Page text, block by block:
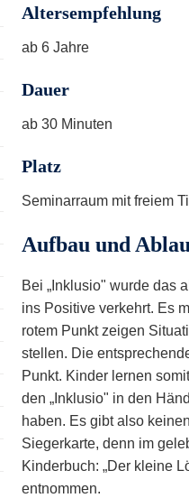
Altersempfehlung
ab 6 Jahre
Dauer
ab 30 Minuten
Platz
Seminarraum mit freiem
Aufbau und
Bei „Inklusio" wurde das
ins Positive verkehrt. Es
rotem Punkt zeigen
stellen. Die
Punkt. Kinder lernen
den „Inklusio" in den
haben. Es gibt also
Siegerkarte, denn im
Kinderbuch: „Der kleine
entnommen.